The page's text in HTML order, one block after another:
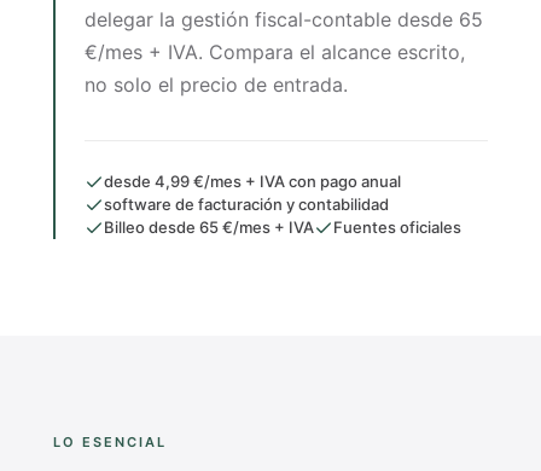
delegar la gestión fiscal-contable desde 65
€/mes + IVA. Compara el alcance escrito,
no solo el precio de entrada.
desde 4,99 €/mes + IVA con pago anual
software de facturación y contabilidad
Billeo desde 65 €/mes + IVA
Fuentes oficiales
LO ESENCIAL